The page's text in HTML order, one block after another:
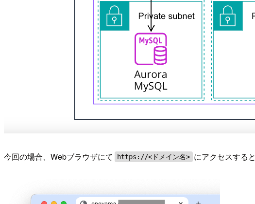
今回の場合、Webブラウザにて https://<ドメイン名> にアクセスする